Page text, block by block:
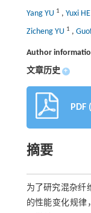
Yang YU 1 , Yuxi HE
Zicheng YU 1 ,
Author
文章历史 +
PDF
摘要
为了研究混杂纤
的性能变化规律